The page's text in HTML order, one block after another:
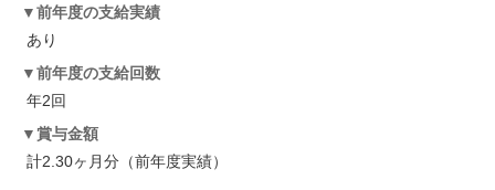
前年度の支給実績
あり
前年度の支給回数
年2回
賞与金額
計2.30ヶ月分（前年度実績）